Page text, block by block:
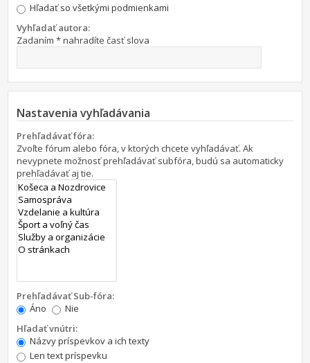
Hľadať so všetkými podmienkami
Vyhľadať autora:
Zadaním * nahradíte časť slova
Nastavenia vyhľadávania
Prehľadávať fóra:
Zvoľte fórum alebo fóra, v ktorých chcete vyhľadávať. Ak
nevypnete možnosť prehľadávať subfóra, budú sa automaticky
prehľadávať aj tie.
Prehľadávať Sub-fóra:
Áno
Nie
Hľadať vnútri:
Názvy príspevkov a ich texty
Len text príspevku